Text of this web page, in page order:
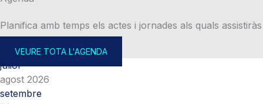
Planifica amb temps els actes i jornades als quals assistiràs
VEURE TOTA L'AGENDA
juliol
agost 2026
setembre